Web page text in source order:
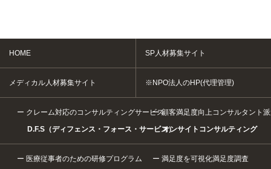
HOME SP人材募集サイト
メディカル人材募集サイト ※NPO法人のHP(代理管理)
クレーム対応のコンサルティングサービス
D.F.S（ディフェンス・フォース・サービス）
顧客満足度向上コンサルタント
オンサイトコンサルティング
医療従事者のための研修プログラム 満足度を可視化満足度調査